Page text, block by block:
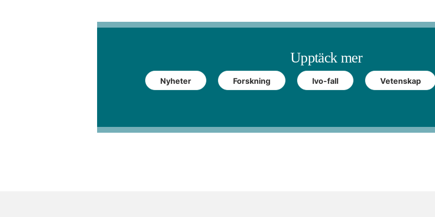
Upptäck mer
Nyheter Forskning Ivo-fall Vetenskap